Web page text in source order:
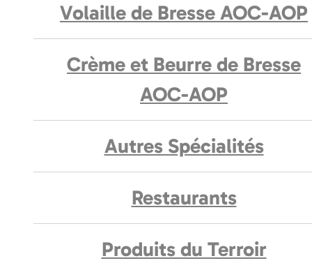
Volaille de Bresse AOC-AOP
Crème et Beurre de Bresse
AOC-AOP
Autres Spécialités
Restaurants
Produits du Terroir